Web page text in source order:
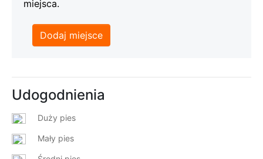
miejsca.
Dodaj miejsce
Udogodnienia
Duży pies
Mały pies